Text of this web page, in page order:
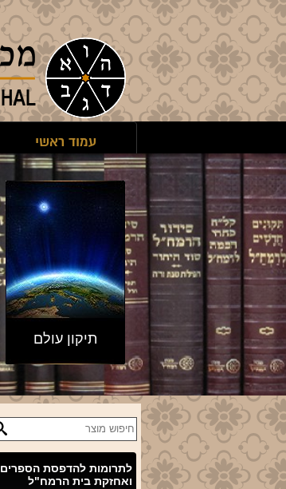
עמוד ראשי
תיקון עולם
לתרומות להדפסת הספרים
ואחזקת בית הרמח"ל